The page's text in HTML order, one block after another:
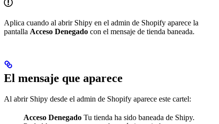
Aplica cuando al abrir Shipy en el admin de Shopify aparece la
pantalla Acceso Denegado con el mensaje de tienda baneada.
El mensaje que aparece
Al abrir Shipy desde el admin de Shopify aparece este cartel:
Acceso Denegado Tu tienda ha sido baneada de Shipy.